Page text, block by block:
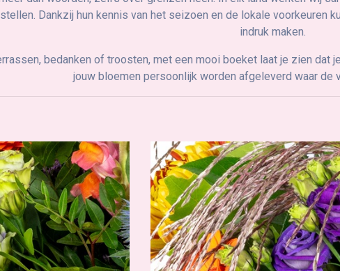
Dankzij hun kennis van het seizoen en de lokale voorkeuren
indruk maken.
bedanken of troosten, met een mooi boeket laat je zien dat
jouw bloemen persoonlijk worden afgeleverd waar de